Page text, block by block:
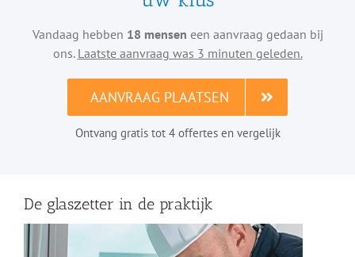
Vandaag hebben 18 mensen een aanvraag gedaan bij
ons. Laatste aanvraag was 3 minuten geleden.
AANVRAAG PLAATSEN
Ontvang gratis tot 4 offertes en vergelijk
De glaszetter in de praktijk